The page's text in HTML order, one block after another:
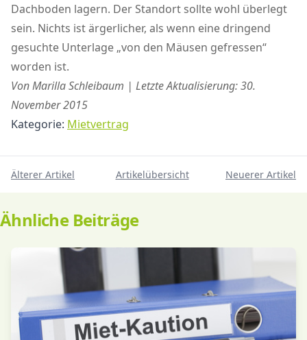
Dachboden lagern. Der Standort sollte wohl überlegt
sein. Nichts ist ärgerlicher, als wenn eine dringend
gesuchte Unterlage „von den Mäusen gefressen“
worden ist.
Von Marilla Schleibaum | Letzte Aktualisierung: 30.
November 2015
Kategorie: Mietvertrag
Älterer Artikel Artikelübersicht Neuerer Artikel
Ähnliche Beiträge